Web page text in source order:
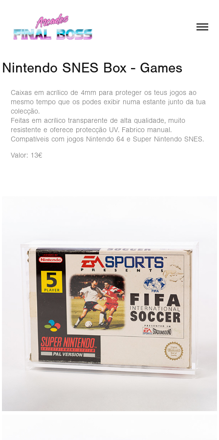
Nintendo SNES Box - Games
Caixas em acrílico de 4mm para proteger os teus jogos ao
mesmo tempo que os podes exibir numa estante junto da tua
colecção.
Feitas em acrílico transparente de alta qualidade, muito
resistente e oferece protecção UV. Fabrico manual.
Compatíveis com jogos Nintendo 64 e Super Nintendo SNES.
Valor: 13€